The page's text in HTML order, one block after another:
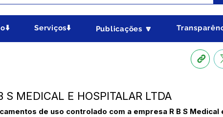
Serviços⬇️ Publicações 🔽
MEDICAL E HOSPITALAR LTDA
de uso controlado com a empresa R B S Medical